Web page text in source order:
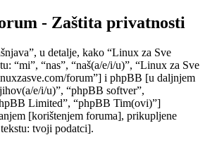
- Zaštita privatnosti
u detalje, kako “Linux za Sve
“mi”, “nas”, “naš(a/e/i/u)”, “Linux za Sve
forum”] i phpBB [u daljnjem
e/i/u)”, “phpBB softver”,
Limited”, “phpBB Tim(ovi)”]
[korištenjem foruma], prikupljene
tvoji podatci].